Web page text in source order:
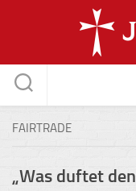
FAIRTRADE
„Was duftet